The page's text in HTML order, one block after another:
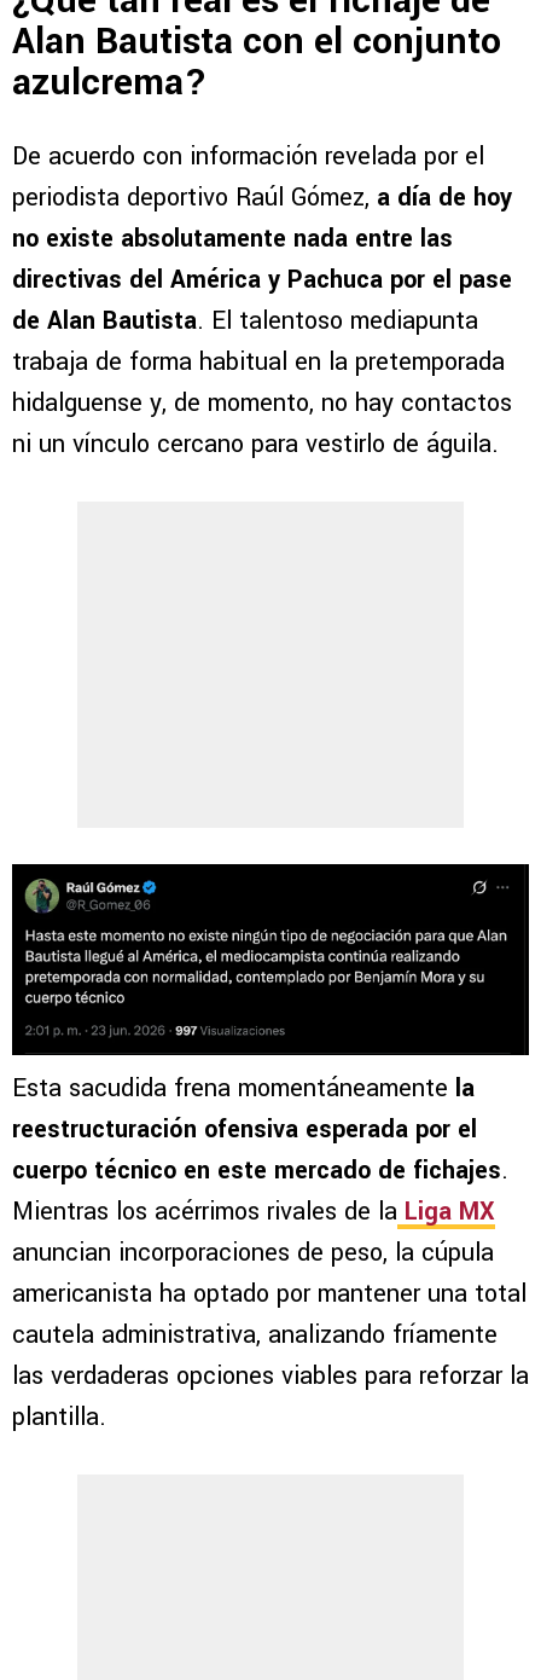
Alan Bautista con el conjunto
azulcrema?
De acuerdo con información revelada por el
periodista deportivo Raúl Gómez, a día de hoy
no existe absolutamente nada entre las
directivas del América y Pachuca por el pase
de Alan Bautista. El talentoso mediapunta
trabaja de forma habitual en la pretemporada
hidalguense y, de momento, no hay contactos
ni un vínculo cercano para vestirlo de águila.
Esta sacudida frena momentáneamente la
reestructuración ofensiva esperada por el
cuerpo técnico en este mercado de fichajes.
Mientras los acérrimos rivales de la Liga MX
anuncian incorporaciones de peso, la cúpula
americanista ha optado por mantener una total
cautela administrativa, analizando fríamente
las verdaderas opciones viables para reforzar la
plantilla.